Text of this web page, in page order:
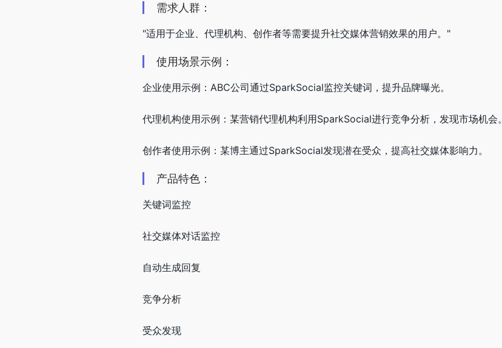
需求人群：
"适用于企业、代理机构、创作者等需要提升社交媒体营销效果的用户。"
使用场景示例：
企业使用示例：ABC公司通过SparkSocial监控关键词，提升品牌曝光。
代理机构使用示例：某营销代理机构利用SparkSocial进行竞争分析，发现市场机会。
创作者使用示例：某博主通过SparkSocial发现潜在受众，提高社交媒体影响力。
产品特色：
关键词监控
社交媒体对话监控
自动生成回复
竞争分析
受众发现